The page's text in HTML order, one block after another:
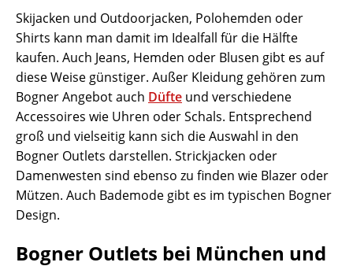
Skijacken und Outdoorjacken, Polohemden oder
Shirts kann man damit im Idealfall für die Hälfte
kaufen. Auch Jeans, Hemden oder Blusen gibt es auf
diese Weise günstiger. Außer Kleidung gehören zum
Bogner Angebot auch Düfte und verschiedene
Accessoires wie Uhren oder Schals. Entsprechend
groß und vielseitig kann sich die Auswahl in den
Bogner Outlets darstellen. Strickjacken oder
Damenwesten sind ebenso zu finden wie Blazer oder
Mützen. Auch Bademode gibt es im typischen Bogner
Design.
Bogner Outlets bei München und